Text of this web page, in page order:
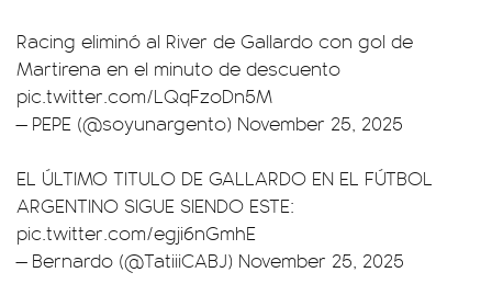
Racing eliminó al River de Gallardo con gol de
Martirena en el minuto de descuento
pic.twitter.com/LQqFzoDn5M
— PEPE (@soyunargento) November 25, 2025
EL ÚLTIMO TITULO DE GALLARDO EN EL FÚTBOL
ARGENTINO SIGUE SIENDO ESTE:
pic.twitter.com/egji6nGmhE
— Bernardo (@TatiiiCABJ) November 25, 2025